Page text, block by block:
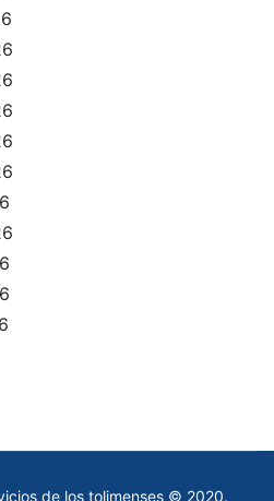
de los tolimenses © 2020.